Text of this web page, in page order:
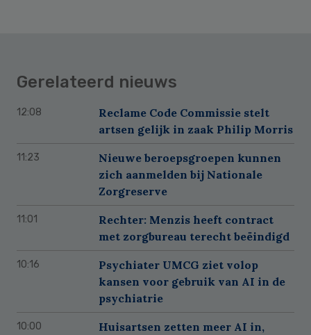
Gerelateerd nieuws
12:08
Reclame Code Commissie stelt
artsen gelijk in zaak Philip Morris
11:23
Nieuwe beroepsgroepen kunnen
zich aanmelden bij Nationale
Zorgreserve
11:01
Rechter: Menzis heeft contract
met zorgbureau terecht beëindigd
10:16
Psychiater UMCG ziet volop
kansen voor gebruik van AI in de
psychiatrie
10:00
Huisartsen zetten meer AI in,